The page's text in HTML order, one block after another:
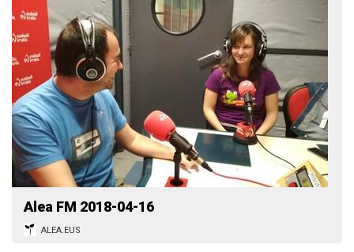
Alea FM 2018-04-16
ALEA.EUS